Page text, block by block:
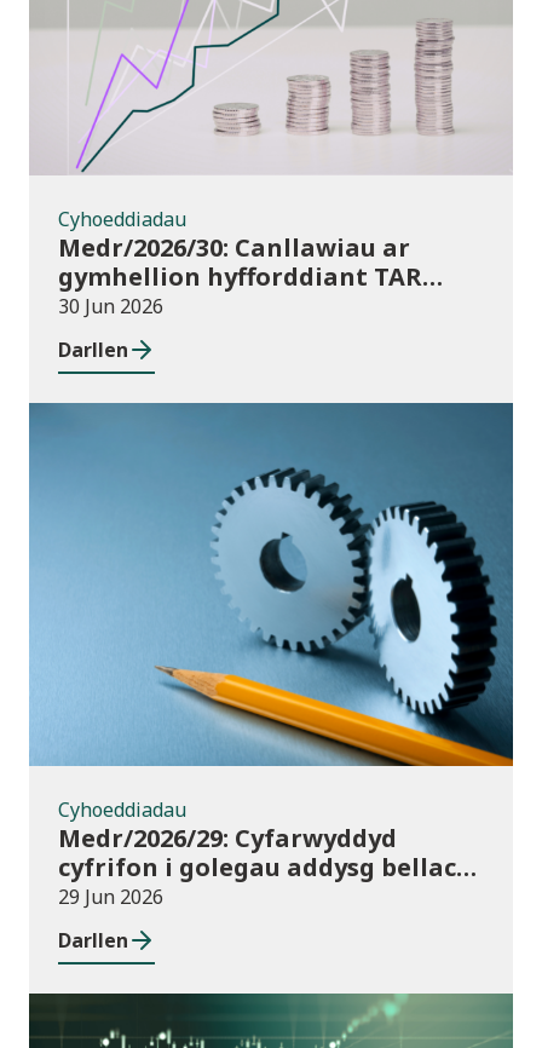
Cyhoeddiadau
Medr/2026/30: Canllawiau ar
gymhellion hyfforddiant TAR
(Addysg Bellach) i athrawon yng
Nghymru blwyddyn academaidd
2026/27
30 Jun 2026
Darllen
Cyhoeddiadau
Cyhoeddiadau
Medr/2026/29: Cyfarwyddyd
cyfrifon i golegau addysg bellach
yng Nghymru ar gyfer 2025/26
29 Jun 2026
Darllen